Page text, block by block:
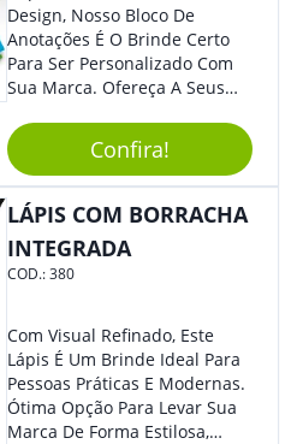
Design, Nosso Bloco De
Anotações É O Brinde Certo
Para Ser Personalizado Com
Sua Marca. Ofereça A Seus
Dúvidas Eles Irão Adorar.
Confira!
LÁPIS COM BORRACHA
INTEGRADA
COD.:380
Com Visual Refinado, Este
Lápis É Um Brinde Ideal Para
Pessoas Práticas E Modernas.
Ótima Opção Para Levar Sua
Marca De Forma Estilosa,